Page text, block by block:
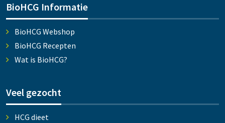
BioHCG Informatie
BioHCG Webshop
BioHCG Recepten
Wat is BioHCG?
Veel gezocht
HCG dieet